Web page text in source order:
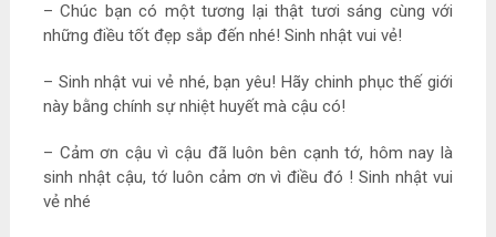
– Chúc bạn có một tương lại thật tươi sáng cùng với
những điều tốt đẹp sắp đến nhé! Sinh nhật vui vẻ!
– Sinh nhật vui vẻ nhé, bạn yêu! Hãy chinh phục thế giới
này bằng chính sự nhiệt huyết mà cậu có!
– Cảm ơn cậu vì cậu đã luôn bên cạnh tớ, hôm nay là
sinh nhật cậu, tớ luôn cảm ơn vì điều đó ! Sinh nhật vui
vẻ nhé